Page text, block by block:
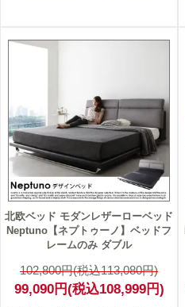
北欧ベッド モダンレザーローベッド
Neptuno【ネプトゥーノ】ベッドフ
レームのみ ダブル
102,800円(税込113,080円)
99,090円(税込108,999円)